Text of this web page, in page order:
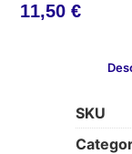
11,50€
SKU